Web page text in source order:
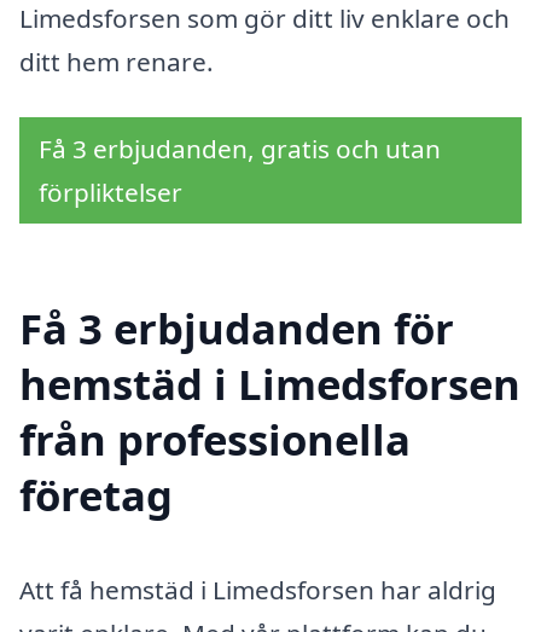
Limedsforsen som gör ditt liv enklare och
ditt hem renare.
Få 3 erbjudanden, gratis och utan
förpliktelser
Få 3 erbjudanden för
hemstäd i Limedsforsen
från professionella
företag
Att få hemstäd i Limedsforsen har aldrig